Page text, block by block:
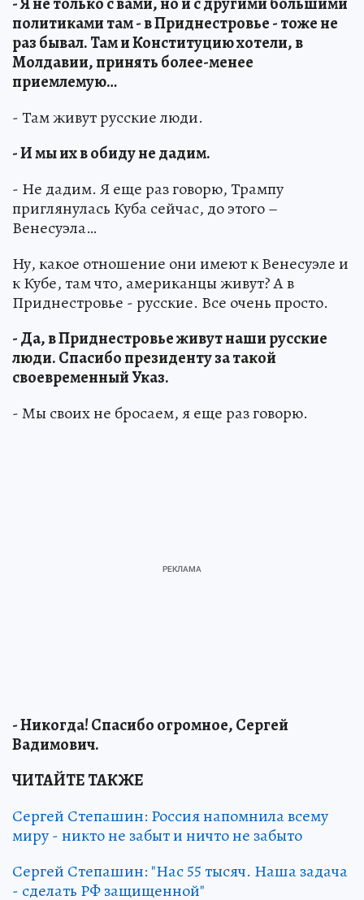
политиками там - в Приднестровье - тоже не
раз бывал. Там и Конституцию хотели, в
Молдавии, принять более-менее
приемлемую…
- Там живут русские люди.
- И мы их в обиду не дадим.
- Не дадим. Я еще раз говорю, Трампу
приглянулась Куба сейчас, до этого –
Венесуэла…
Ну, какое отношение они имеют к Венесуэле и
к Кубе, там что, американцы живут? А в
Приднестровье - русские. Все очень просто.
- Да, в Приднестровье живут наши русские
люди. Спасибо президенту за такой
своевременный Указ.
- Мы своих не бросаем, я еще раз говорю.
- Никогда! Спасибо огромное, Сергей
Вадимович.
ЧИТАЙТЕ ТАКЖЕ
Сергей Степашин: Россия напомнила всему
миру - никто не забыт и ничто не забыто
Сергей Степашин: "Нас 55 тысяч. Наша задача
- сделать РФ защищенной"